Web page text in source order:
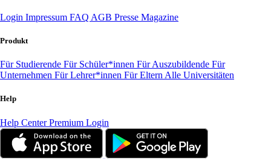
Login Impressum FAQ AGB Presse Magazine
Produkt
Für Studierende Für Schüler*innen Für Auszubildende Für
Unternehmen Für Lehrer*innen Für Eltern Alle Universitäten
Help
Help CenterPremium Login